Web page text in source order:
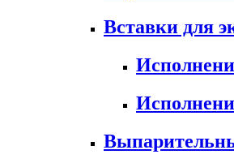
Вставки для